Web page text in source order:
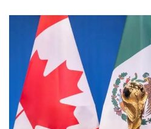
contenido